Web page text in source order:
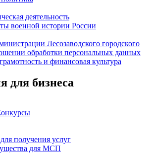
деятельность
военной истории России
Лесозаводского городского
обработки персональных данных
и финансовая культура
для бизнеса
получения услуг
для МСП